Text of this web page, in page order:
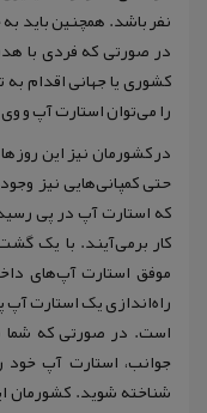
نفر باشد. همچنین باید
در صورتی که فردی با
کشوری یا جهانی اقدام
را می‌توان استارت آپ و
در کشورمان نیز این
حتی کمپانی‌هایی نیز
که استارت آپ در پی
کار برمی‌‌آیند. با یک
موفق استارت آپ‌های
راه‌اندازی یک استارت آپ
است. در صورتی که شما
جوانب، استارت آپ خود
شناخته شوید. کشورمان